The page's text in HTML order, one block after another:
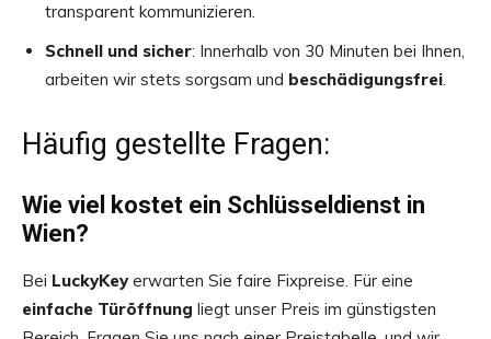
transparent kommunizieren.
Schnell und sicher: Innerhalb von 30 Minuten bei Ihnen,
arbeiten wir stets sorgsam und beschädigungsfrei.
Häufig gestellte Fragen:
Wie viel kostet ein Schlüsseldienst in
Wien?
Bei LuckyKeyerwarten Sie faire Fixpreise. Für eine
einfache Türöffnung liegt unser Preis im günstigsten